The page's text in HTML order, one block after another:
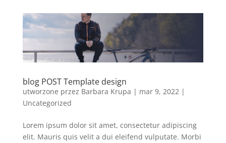
blog POST Template design
utworzone przez Barbara Krupa | mar 9, 2022|
Uncategorized
Lorem ipsum dolor sit amet, consectetur adipiscing
elit. Mauris quis velit a dui eleifend vulputate. Morbi